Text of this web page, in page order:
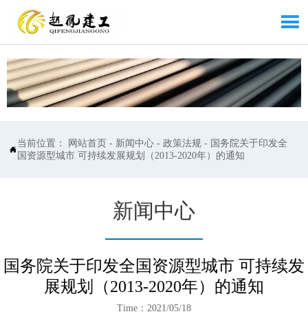


当前位置： 网站首页 - 新闻中心 -政策法规 - 国务院关于印发全
国资源型城市 可持续发展规划（2013-2020年）的通知
新闻中心
国务院关于印发全国资源型城市 可持续发
展规划（2013-2020年）的通知
Time：2021/05/18